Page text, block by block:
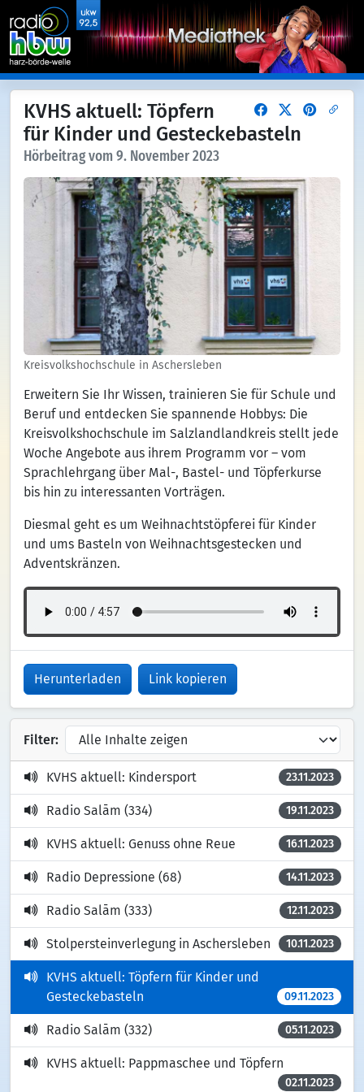
KVHS aktuell: Töpfern
für Kinder und Gesteckebasteln
Hörbeitrag vom 9. November 2023
Kreisvolkshochschule in Aschersleben
Erweitern Sie Ihr Wissen, trainieren Sie für Schule und
Beruf und entdecken Sie spannende Hobbys: Die
Kreisvolkshochschule im Salzlandlandkreis stellt jede
Woche Angebote aus ihrem Programm vor – vom
Sprachlehrgang über Mal-, Bastel- und Töpferkurse
bis hin zu interessanten Vorträgen.
Diesmal geht es um Weihnachtstöpferei für Kinder
und ums Basteln von Weihnachtsgestecken und
Adventskränzen.
Herunterladen Link kopieren
Filter:
KVHS aktuell: Kindersport 23.11.2023
Radio Salām (334) 19.11.2023
KVHS aktuell: Genuss ohne Reue 16.11.2023
Radio Depressione (68) 14.11.2023
Radio Salām (333) 12.11.2023
Stolpersteinverlegung in Aschersleben 10.11.2023
KVHS aktuell: Töpfern für Kinder und
Gesteckebasteln
09.11.2023
Radio Salām (332) 05.11.2023
KVHS aktuell: Pappmaschee und Töpfern
02.11.2023